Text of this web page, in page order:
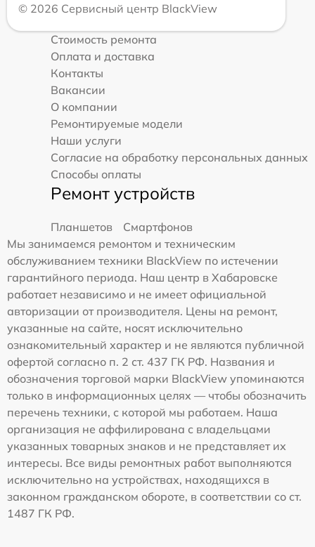
© 2026 Сервисный центр BlackView
Стоимость ремонта
Оплата и доставка
Контакты
Вакансии
О компании
Ремонтируемые модели
Наши услуги
Согласие на обработку персональных данных
Способы оплаты
Ремонт устройств
Планшетов
Смартфонов
Мы занимаемся ремонтом и техническим
обслуживанием техники BlackView по истечении
гарантийного периода. Наш центр в Хабаровске
работает независимо и не имеет официальной
авторизации от производителя. Цены на ремонт,
указанные на сайте, носят исключительно
ознакомительный характер и не являются публичной
офертой согласно п. 2 ст. 437 ГК РФ. Названия и
обозначения торговой марки BlackView упоминаются
только в информационных целях — чтобы обозначить
перечень техники, с которой мы работаем. Наша
организация не аффилирована с владельцами
указанных товарных знаков и не представляет их
интересы. Все виды ремонтных работ выполняются
исключительно на устройствах, находящихся в
законном гражданском обороте, в соответствии со ст.
1487 ГК РФ.